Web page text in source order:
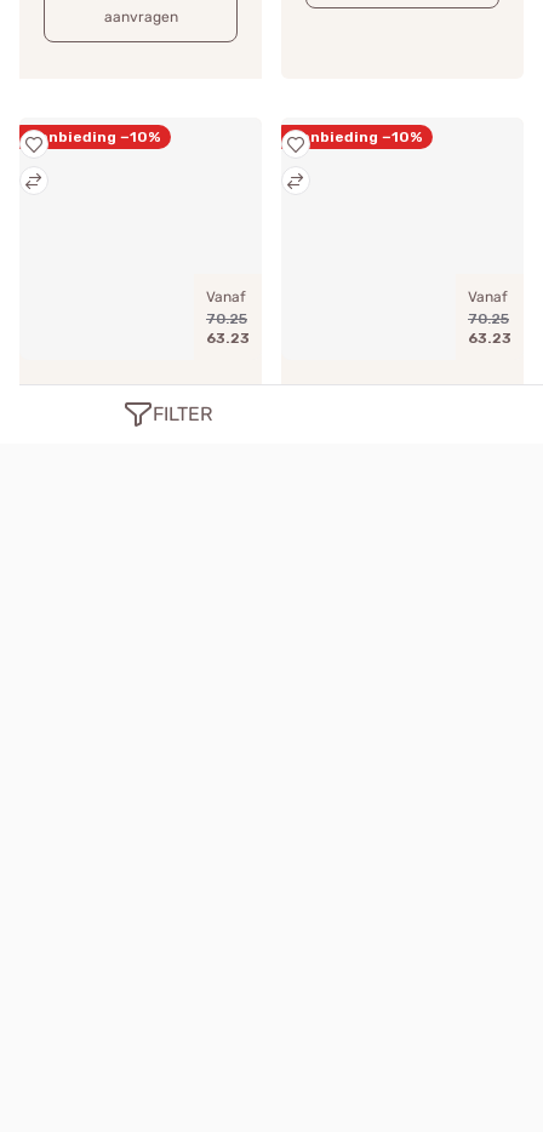
FILTER
aanvragen
Vanaf
70.25
63.23
Aanbieding −10%
Vanaf
70.25
63.23
Aanbieding −10%